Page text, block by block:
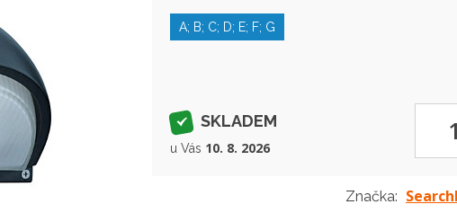
A; B; C; D; E; F; G
SKLADEM
u Vás 10. 8. 2026
Značka: